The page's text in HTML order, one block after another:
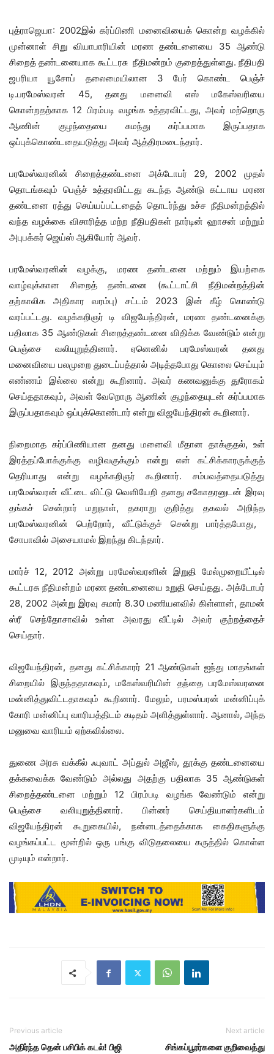
புத்ராஜெயா: 2002இல் கர்ப்பிணி மனைவியைக் கொன்ற வழக்கில்
முன்னாள் சிறு வியாபாரியின் மரண தண்டனையை 35 ஆண்டு
சிறைத் தண்டனையாக கூட்டரசு நீதிமன்றம் குறைத்துள்ளது. நீதிபதி
ஜபரியா யூசோப் தலைமையிலான 3 பேர் கொண்ட பெஞ்ச்
டி.பரமேஸ்வரன் 45, தனது மனைவி எஸ் மகேஸ்வரியை
கொன்றதற்காக 12 பிரம்படி வழங்க உத்தரவிட்டது, அவர் மற்றொரு
ஆணின் குழந்தையை சுமந்து கர்ப்பமாக இருப்பதாக
ஒப்புக்கொண்டதையடுத்து அவர் ஆத்திரமடைந்தார்.
பரமேஸ்வரனின் சிறைத்தண்டனை அக்டோபர் 29, 2002 முதல்
தொடங்கவும் பெஞ்ச் உத்தரவிட்டது கடந்த ஆண்டு கட்டாய மரண
தண்டனை ரத்து செய்யப்பட்டதைத் தொடர்ந்து உச்ச நீதிமன்றத்தில்
வந்த வழக்கை விசாரித்த மற்ற நீதிபதிகள் நார்டின் ஹாசன் மற்றும்
அபுபக்கர் ஜெய்ஸ் ஆகியோர் ஆவர்.
பரமேஸ்வரனின் வழக்கு, மரண தண்டனை மற்றும் இயற்கை
வாழ்வுக்கான சிறைத் தண்டனை (கூட்டாட்சி நீதிமன்றத்தின்
தற்காலிக அதிகார வரம்பு) சட்டம் 2023 இன் கீழ் கொண்டு
வரப்பட்டது. வழக்கறிஞர் டி விஜயேந்திரன், மரண தண்டனைக்கு
பதிலாக 35 ஆண்டுகள் சிறைத்தண்டனை விதிக்க வேண்டும் என்று
பெஞ்சை வலியுறுத்தினார். ஏனெனில் பரமேஸ்வரன் தனது
மனைவியை பலமுறை துடைப்பத்தால் அடித்தபோது கொலை செய்யும்
எண்ணம் இல்லை என்று கூறினார். அவர் கணவனுக்கு துரோகம்
செய்ததாகவும், அவள் வேறொரு ஆணின் குழந்தையுடன் கர்ப்பமாக
இருப்பதாகவும் ஒப்புக்கொண்டார் என்று விஜயேந்திரன் கூறினார்.
நிறைமாத கர்ப்பிணியான தனது மனைவி மீதான தாக்குதல், உள்
இரத்தப்போக்குக்கு வழிவகுக்கும் என்று என் கட்சிக்காரருக்குத்
தெரியாது என்று வழக்கறிஞர் கூறினார். சம்பவத்தையடுத்து
பரமேஸ்வரன் வீட்டை விட்டு வெளியேறி தனது சகோதரனுடன் இரவு
தங்கச் சென்றார் மறுநாள், தகராறு குறித்து தகவல் அறிந்த
பரமேஸ்வரனின் பெற்றோர், வீட்டுக்குச் சென்று பார்த்தபோது, ​​
சோபாவில் அசையாமல் இறந்து கிடந்தார்.
மார்ச் 12, 2012 அன்று பரமேஸ்வரனின் இறுதி மேல்முறையீட்டில்
கூட்டரசு நீதிமன்றம் மரண தண்டனையை உறுதி செய்தது. அக்டோபர்
28, 2002 அன்று இரவு சுமார் 8.30 மணியளவில் கிள்ளான், தாமன்
ஸ்ரீ செந்தோசாவில் உள்ள அவரது வீட்டில் அவர் குற்றத்தைச்
செய்தார்.
விஜயேந்திரன், தனது கட்சிக்காரர் 21 ஆண்டுகள் ஐந்து மாதங்கள்
சிறையில் இருந்ததாகவும், மகேஸ்வரியின் தந்தை பரமேஸ்வரனை
மன்னித்துவிட்டதாகவும் கூறினார். மேலும், பரமஸ்பரன் மன்னிப்புக்
கோரி மன்னிப்பு வாரியத்திடம் கடிதம் அளித்துள்ளார். ஆனால், அந்த
மனுவை வாரியம் ஏற்கவில்லை.
துணை அரசு வக்கீல் ஃபுவாட் அப்துல் அஜீஸ், தூக்கு தண்டனையை
தக்கவைக்க வேண்டும் அல்லது அதற்கு பதிலாக 35 ஆண்டுகள்
சிறைத்தண்டனை மற்றும் 12 பிரம்படி வழங்க வேண்டும் என்று
பெஞ்சை வலியுறுத்தினார். பின்னர் செய்தியாளர்களிடம்
விஜயேந்திரன் கூறுகையில், நன்னடத்தைக்காக கைதிகளுக்கு
வழங்கப்பட்ட மூன்றில் ஒரு பங்கு விடுதலையை கருத்தில் கொள்ள
முடியும் என்றார்.
Previous article
அதிர்ந்த தென் பசிபிக் கடல்! பிஜி
Next article
சிங்கப்பூரர்களை குறிவைத்து